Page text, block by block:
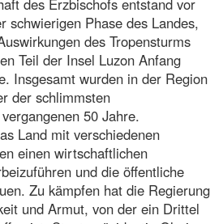
schwierigen Phase des Landes,
des Tropensturms
Teil der Insel Luzon Anfang
Insgesamt wurden in der Region
der schlimmsten
50 Jahre.
Land mit verschiedenen
einen wirtschaftlichen
und die öffentliche
Zu kämpfen hat die Regierung
und Armut, von der ein Drittel